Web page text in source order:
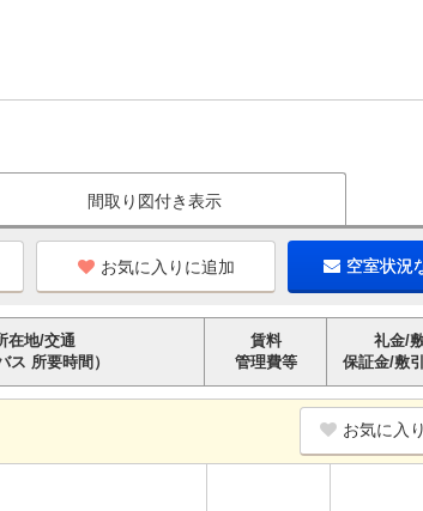
間取り図付き表示
お気に入りに追加 空室状況
在地/交通
ス 所要時間）
賃料
管理費等
礼金/
保証金/敷
お気に入